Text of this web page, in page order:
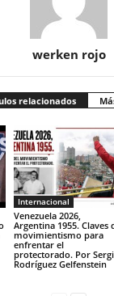
werken rojo
relacionados
Internacional
Venezuela 2026,
Argentina 1955. Claves
movimientismo para
enfrentar el
protectorado. Por
Rodríguez Gelfenstein